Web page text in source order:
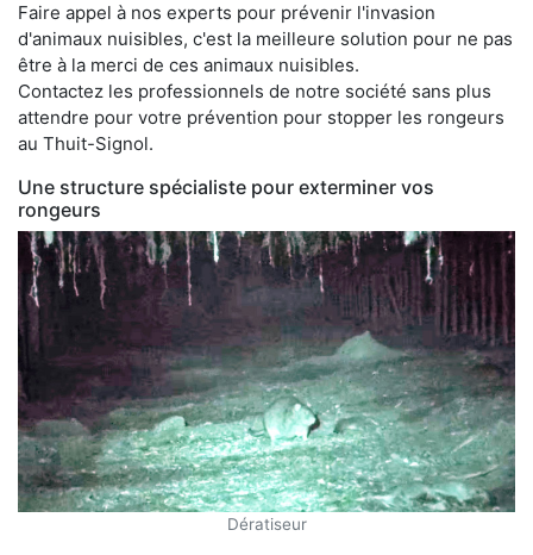
Faire appel à nos experts pour prévenir l'invasion
d'animaux nuisibles, c'est la meilleure solution pour ne pas
être à la merci de ces animaux nuisibles.
Contactez les professionnels de notre société sans plus
attendre pour votre prévention pour stopper les rongeurs
au Thuit-Signol.
Une structure spécialiste pour exterminer vos
rongeurs
Dératiseur